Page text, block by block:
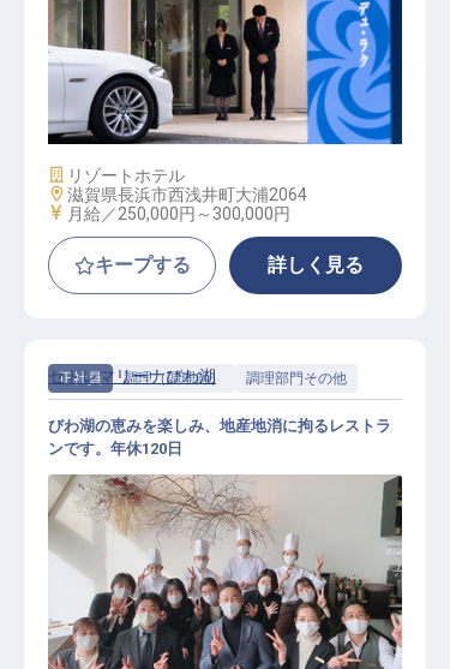
マネージャー・支配人（宿泊部門）
/ 正社員
施設業態
リゾートホテル
勤務地
滋賀県長浜市西浅井町大浦2064
給与
月給／250,000円～ 300,000円
キープする 詳しく見る
正社員 調理（調理師） 調理部門その他
調理部門その他 / 正社員
セトレマリーナびわ湖
びわ湖の恵みを楽しみ、地産地消に拘るレストラ
ンです。年休120日